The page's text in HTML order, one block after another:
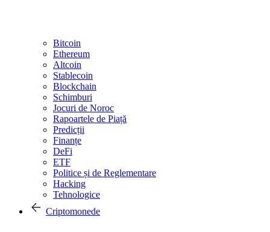
Bitcoin
Ethereum
Altcoin
Stablecoin
Blockchain
Schimburi
Jocuri de Noroc
Rapoartele de Piață
Predicții
Finanțe
DeFi
ETF
Politice și de Reglementare
Hacking
Tehnologice
Criptomonede